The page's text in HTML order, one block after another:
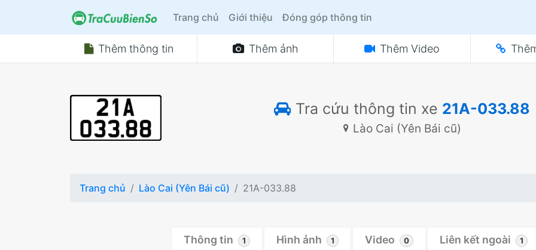
Trang chủ Giới thiệu Đóng góp thông tin
Thêm thông tin Thêm ảnh Thêm Video
Tra cứu thông tin xe 21A-033.88
Lào Cai (Yên Bái cũ)
Trang chủ Lào Cai (Yên Bái cũ) 21A-033.88
Thông tin 1 Hình ảnh 1 Video 0 Liên kết ngoài 1